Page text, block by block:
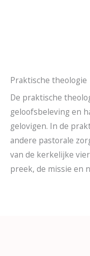
Praktische theologie
De praktische
geloofsbeleving en
gelovigen. In de
andere pastorale
van de kerkelijke
preek, de missie en